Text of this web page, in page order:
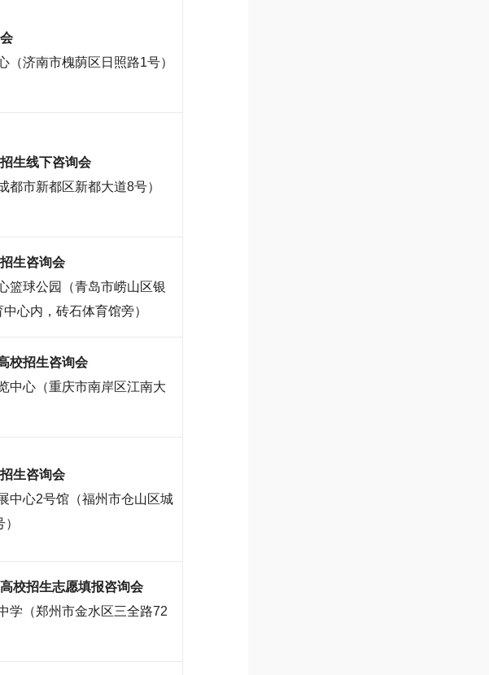
（济南市槐荫区日照路1号）
生线下咨询会
都市新都区新都大道8号）
生咨询会
篮球公园（青岛市崂山区银
心内，砖石体育馆旁）
校招生咨询会
中心（重庆市南岸区江南大
生咨询会
中心2号馆（福州市仓山区城
校招生志愿填报咨询会
学（郑州市金水区三全路72